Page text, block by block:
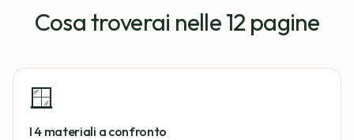
Cosa troverai nelle 12 pagine
🪟
I 4 materiali a confronto